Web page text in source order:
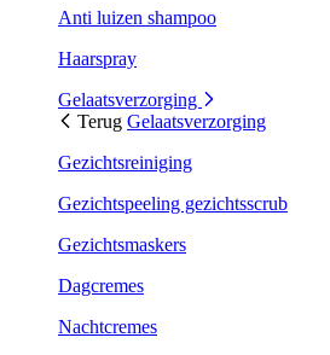
Anti luizen shampoo
Haarspray
Gelaatsverzorging
Terug Gelaatsverzorging
Gezichtsreiniging
Gezichtspeeling gezichtsscrub
Gezichtsmaskers
Dagcremes
Nachtcremes